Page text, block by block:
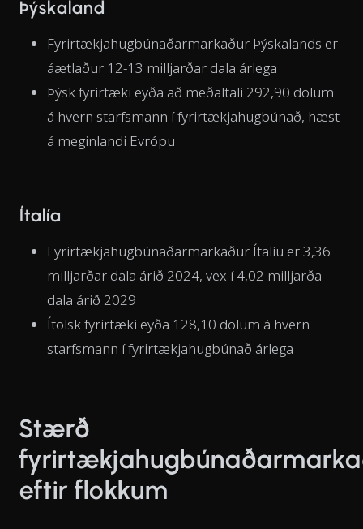
Þýskaland
Fyrirtækjahugbúnaðarmarkaður Þýskalands er
áætlaður 12-13 milljarðar dala árlega
Þýsk fyrirtæki eyða að meðaltali 292,90 dölum
á hvern starfsmann í fyrirtækjahugbúnað, hæst
á meginlandi Evrópu
Ítalía
Fyrirtækjahugbúnaðarmarkaður Ítalíu er 3,36
milljarðar dala árið 2024, vex í 4,02 milljarða
dala árið 2029
Ítölsk fyrirtæki eyða 128,10 dölum á hvern
starfsmann í fyrirtækjahugbúnað árlega
Stærð
eftir flokkum